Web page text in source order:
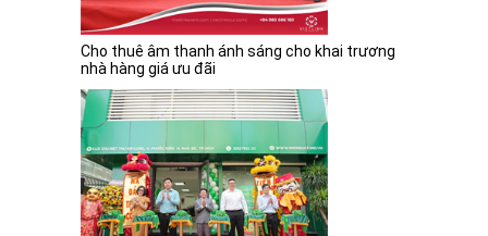
Cho thuê âm thanh ánh sáng cho khai trương
nhà hàng giá ưu đãi